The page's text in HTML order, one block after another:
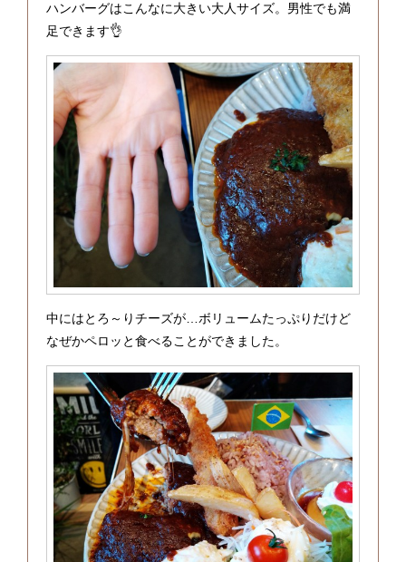
ハンバーグはこんなに大きい大人サイズ。男性でも満
足できます👌
中にはとろ～りチーズが…ボリュームたっぷりだけど
なぜかペロッと食べることができました。